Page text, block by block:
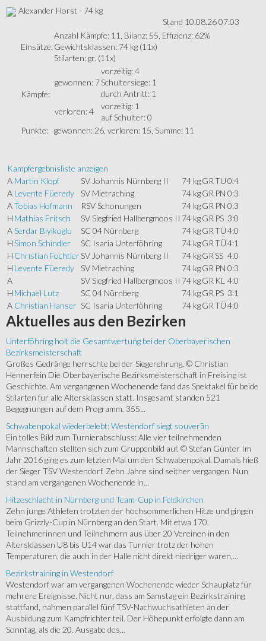
Alexander Horst - 74 kg
Stand 10.08.26 07:03
Einsätze:
Anzahl Kämpfe: 11, Bilanz: 55, Effizienz: 62%
Gewichtsklassen: 74 kg (11x)
Stilarten: gr. (11x)
Kämpfe:
gewonnen: 7
vorzeitig: 4
Schultersiege: 1
durch Antritt: 1
verloren: 4
vorzeitig: 1
auf Schulter: 0
Punkte: gewonnen: 26, verloren: 15, Summe: 11
Kampfergebnisliste anzeigen
A Martin Klopf SV Johannis Nürnberg II 74 kgGRTU0:4
A Levente Füeredy SV Mietraching 74 kgGR PN 0:3
ATobias Hofmann RSV Schonungen 74 kgGR PN 0:3
H Mathias Fritsch SV Siegfried Hallbergmoos II 74 kgGR PS 3:0
ASerdar Biyikoglu SC 04 Nürnberg 74 kgGRTÜ4:0
HSimon Schindler SC Isaria Unterföhring 74 kgGRTÜ4:1
H Christian FochtlerSV Johannis Nürnberg II 74 kgGR SS 4:0
H Levente Füeredy SV Mietraching 74 kgGR PN 0:3
A
SV Siegfried Hallbergmoos II 74 kgGR KL 4:0
H Michael Lutz SC 04 Nürnberg 74 kgGR PS 3:1
A Christian Hanser SC Isaria Unterföhring 74 kgGRTÜ4:0
Aktuelles aus den Bezirken
Unterföhring holt die Gesamtwertung bei der Oberbayerischen
Bezirksmeisterschaft
Großes Gedränge herrschte bei der Siegerehrung. © Christian
Hennerfein Die Oberbayerische Bezirksmeisterschaft in Freising ist
Geschichte. Am vergangenen Wochenende fand das Spektakel für beide
Stilarten für alle Altersklassen statt. Insgesamt standen 521
Begegnungen auf dem Programm. 355...
Schwabenpokal wiederbelebt: Westendorf siegt souverän
Ein tolles Bild zum Turnierabschluss: Alle vier teilnehmenden
Mannschaften stellten sich zum Gruppenbild auf. © Stefan Günter Im
Jahr 2016 ging es zum letzten Mal um den Schwabenpokal. Damals hieß
der Sieger TSV Westendorf. Zehn Jahre sind seither vergangen. Nun
stand am vergangenen Wochenende in...
Hitzeschlacht in Nürnberg und Team-Cup in Feldkirchen
Zehn junge Athleten trotzten der hochsommerlichen Hitze und gingen
beim Grizzly-Cup in Nürnberg an den Start. Mit etwa 170
Teilnehmerinnen und Teilnehmern aus über 20 Vereinen in den
Altersklassen U8 bis U14 war das Turnier trotz der hohen
Temperaturen, die auch in der Halle nicht direkt niedriger waren,...
Bezirkstraining in Westendorf
Westendorf war am vergangenen Wochenende wieder Schauplatz für
mehrere Ereignisse. Nicht nur, dass am Samstag ein Bezirkstraining
stattfand, nahmen parallel fünf TSV-Nachwuchsathleten an der
Ausbildung zum Kampfrichter teil. Der Höhepunkt erfolgte dann am
Sonntag, als die 20. Ausgabe des...